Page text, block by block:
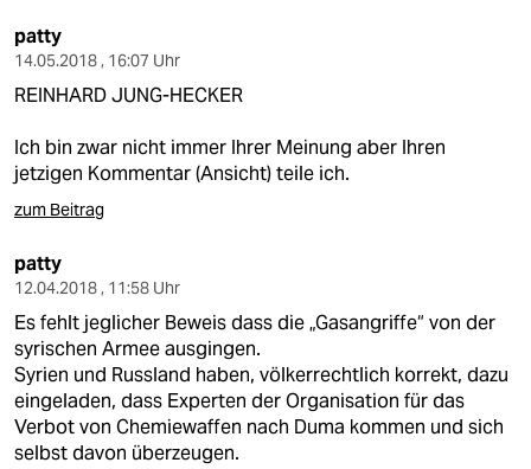
patty
14.05.2018 , 16:07 Uhr
REINHARD JUNG-HECKER
Ich bin zwar nicht immer Ihrer Meinung aber Ihren
jetzigen Kommentar (Ansicht) teile ich.
zum Beitrag
patty
12.04.2018 , 11:58 Uhr
Es fehlt jeglicher Beweis dass die „Gasangriffe“ von der
syrischen Armee ausgingen.
Syrien und Russland haben, völkerrechtlich korrekt, dazu
eingeladen, dass Experten der Organisation für das
Verbot von Chemiewaffen nach Duma kommen und sich
selbst davon überzeugen.